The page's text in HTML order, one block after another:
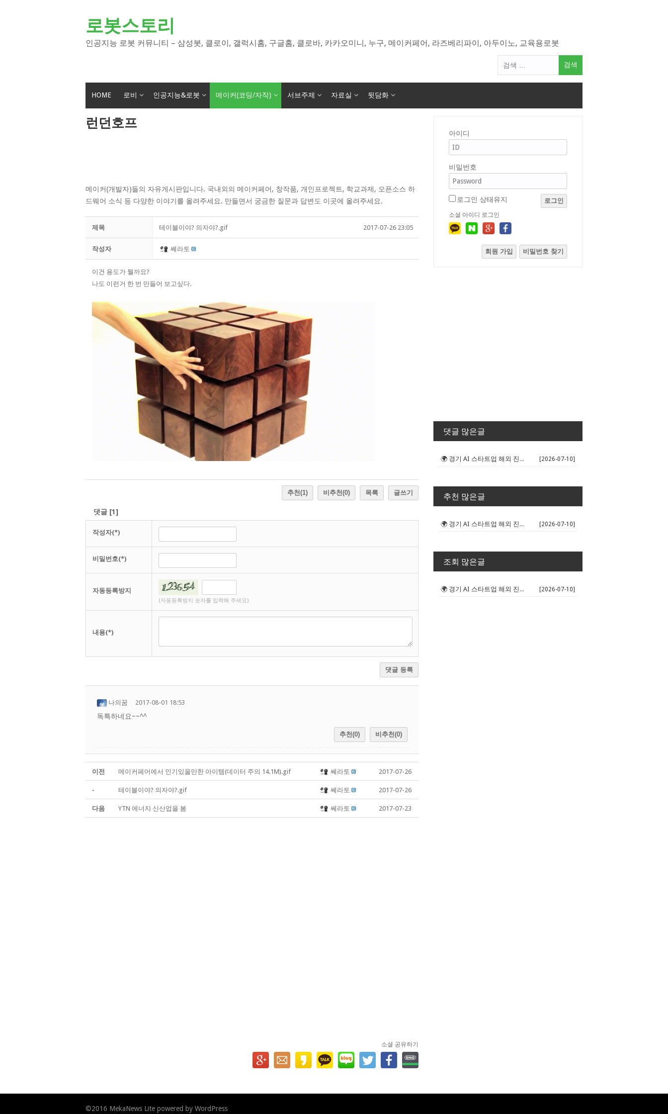
로봇스토리
인공지능 로봇 커뮤니티 – 삼성봇, 클로이, 갤럭시홈, 구글홈, 클로바, 카카오미니, 누구, 메이커페어, 라즈베리파이, 아두이노, 교육용로봇
색
HOME 로비 인공지능&로봇 메이커(코딩/자작) 서브주제 자료실 뒷담화
런던호프
메이커(개발자)들의 자유게시판입니다. 국내외의 메이커페어, 창작품, 개인프로젝트, 학교과제, 오픈소스 하
드웨어 소식 등 다양한 이야기를 올려주세요. 만들면서 궁금한 질문과 답변도 이곳에 올려주세요.
제목 테이블이야? 의자야?.gif 2017-07-26 23:05
작성자 쎄라토
이건 용도가 뭘까요?
나도 이런거 한 번 만들어 보고싶다.
추천(1) 비추천(0) 목록 글쓰기
댓글 [1]
작성자(*)
비밀번호(*)
자동등록방지
(자동등록방지 숫자를 입력해 주세요)
내용(*)
댓글 등록
나의꿈 2017-08-01 18:53
독특하네요~~^^
추천(0) 비추천(0)
이전 메이커페어에서 인기있을만한 아이템(데이터 주의 14.1M).gif 쎄라토 2017-07-26
- 테이블이야? 의자야?.gif 쎄라토 2017-07-26
다음 YTN 에너지 신산업을 봄 쎄라토 2017-07-23
소셜 공유하기
아이디
비밀번호
로그인 상태유지 로그인
소셜 아이디 로그인
회원 가입 비밀번호 찾기
댓글 많은글
🌍 경기 AI 스타트업 해외 진출 판... [2026-07-10]
추천 많은글
🌍 경기 AI 스타트업 해외 진출 판... [2026-07-10]
조회 많은글
🌍 경기 AI 스타트업 해외 진출 판... [2026-07-10]
©2016 MekaNews Lite powered by WordPress